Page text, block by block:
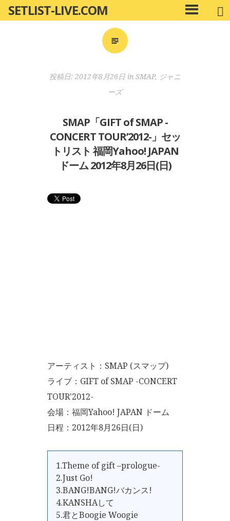
ン
SETLIST-LIVE.COM
メ
イ
投稿日: 2012年8月26日 in SMAP, ジャニ
ーズ
SMAP「GIFT of SMAP -
CONCERT TOUR’2012-」セッ
トリスト 福岡Yahoo! JAPAN
ドーム 2012年8月26日(日)
アーティスト：SMAP (スマップ)
ライブ：GIFT of SMAP -CONCERT
TOUR'2012-
会場：福岡Yahoo! JAPAN ドーム
日程：2012年8月26日(日)
1.Theme of gift –prologue-
2.Just Go!
3.BANG!BANG!バカンス!
4.KANSHAして
5.君とBoogie Woogie